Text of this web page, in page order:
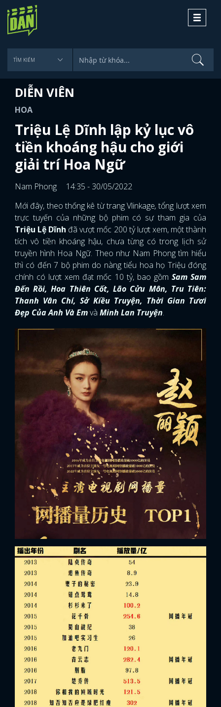
Toggle
DIỄN VIÊN
HOA
Triệu Lệ Dĩnh lập kỷ lục vô
tiền khoáng hậu cho giới
giải trí Hoa Ngữ
Nam Phong
14:35 - 30/05/2022
Mới đây, theo thống kê từ trang Vlinkage,tổng lượt xem
trực tuyến của những bộ phim có sự tham gia của
Triệu Lệ Dĩnh đã vượt mốc 200 tỷ lượt xem, một thành
tích vô tiền khoáng hậu, chưa từng có trong lịch sử
truyền hình Hoa Ngữ. Theo như Nam Phong tìm hiểu
thì có đến 7 bộ phim do nàng tiểu hoa họ Triệu đóng
chính có lượt xem đạt mốc 10 tỷ, bao gồm Sam Sam
Đến Rồi, Hoa Thiên Cốt, Lão Cửu Môn, Tru Tiên:
Thanh Vân Chí, Sở Kiều Truyện, Thời Gian Tươi
Đẹp Của Anh Và Emvà Minh Lan Truyện.